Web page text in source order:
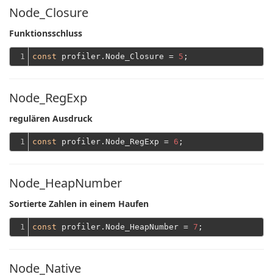
Node_Closure
Funktionsschluss
1 const profiler.Node_Closure = 5
Node_RegExp
regulären Ausdruck
1 const profiler.Node_RegExp = 6
Node_HeapNumber
Sortierte Zahlen in einem Haufen
1 const profiler.Node_HeapNumber = 7
Node_Native